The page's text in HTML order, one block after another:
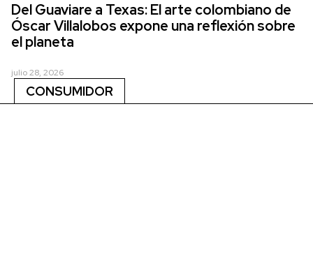
Del Guaviare a Texas: El arte colombiano de
Óscar Villalobos expone una reflexión sobre
el planeta
julio 28, 2026
CONSUMIDOR